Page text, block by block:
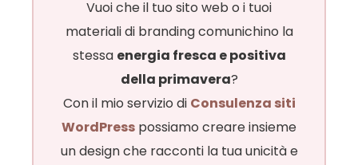
Vuoi che il tuo sito web o i tuoi
materiali di branding comunichino la
stessa energia fresca e positiva
della primavera?
Con il mio servizio di Consulenza siti
WordPress possiamo creare insieme
un design che racconti la tua unicità e